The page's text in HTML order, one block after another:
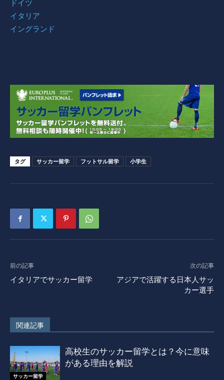
ドイツ
イタリア
イングランド
タグ サッカー留学 フットサル留学 小学生
前の記事
イタリアでサッカー留学
次の記事
アジアで活躍する日本人サッ
カー選手
関連記事
サッカー留学
高校生のサッカー留学とは？今に意味
がある理由を解説